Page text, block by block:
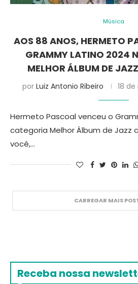
Música
AOS 88 ANOS, HERMETO
GRAMMY LATINO 2024
MELHOR ÁLBUM DE
por Luiz Antonio Ribeiro 18
Hermeto Pascoal venceu o
categoria Melhor Álbum de Jazz
você,…
CARREGAR MAIS
Receba nossa